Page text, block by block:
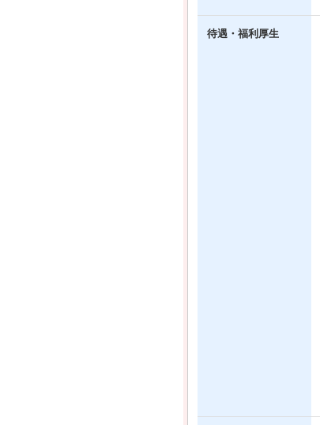
待遇・福利厚生